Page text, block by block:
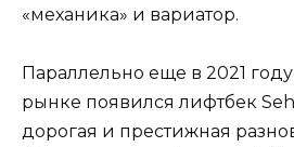
«механика» и вариатор.
Параллельно еще в 2021
рынке появился лифтбек
дорогая и престижная